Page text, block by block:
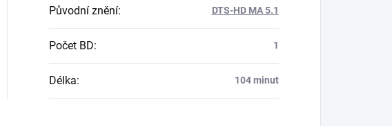
Původní znění: DTS-HD MA 5.1
Počet BD: 1
Délka: 104 minut